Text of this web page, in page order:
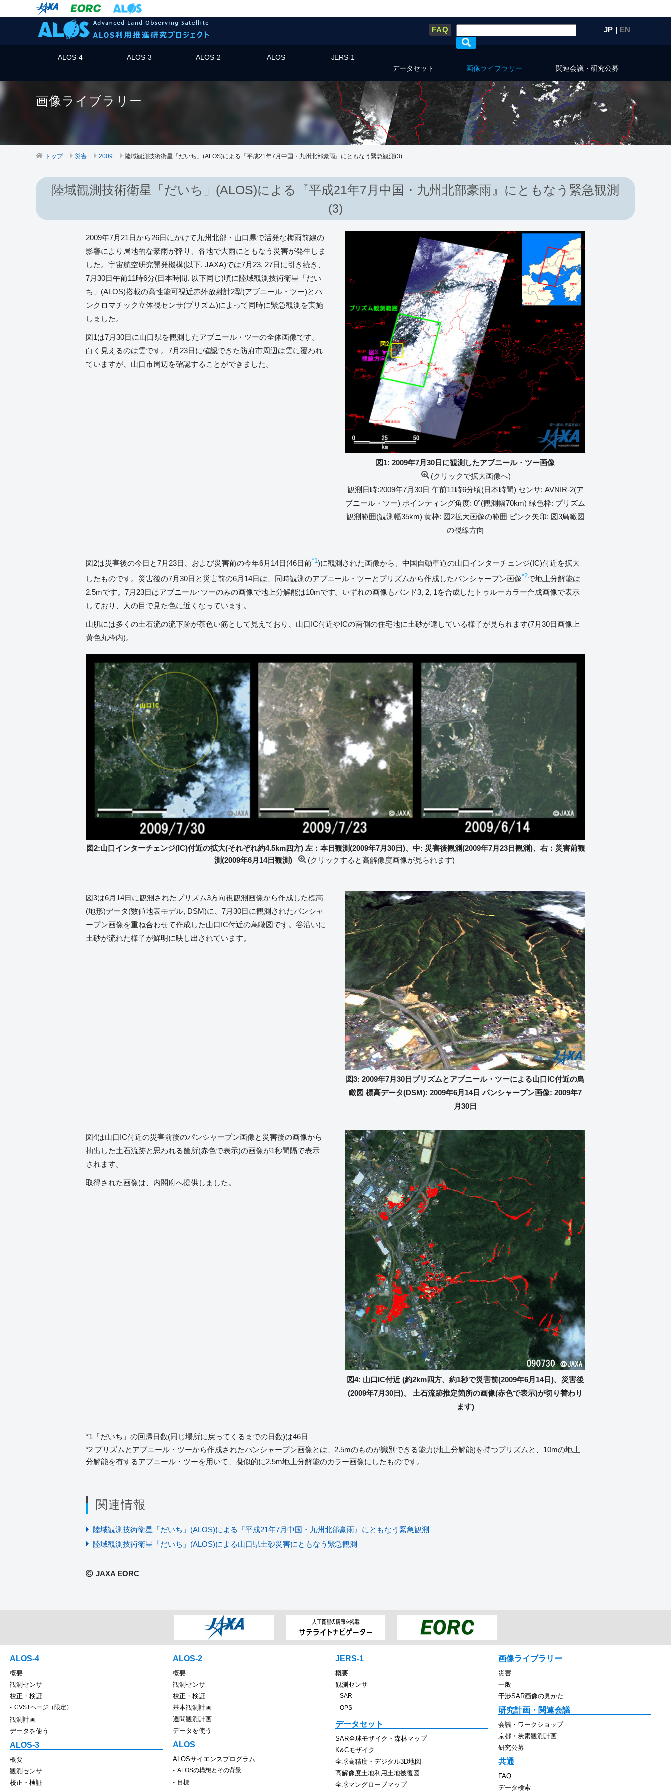
JP | EN
FAQ
ALOS-4 ALOS-3 ALOS-2 ALOS
JERS-1
データセット
画像ライブラリー 関連会議・研究公募
画像ライブラリー
トップ 災害 2009 陸域観測技術衛星「だいち」(ALOS)による『平成21年7月中国・九州北部豪雨』にともなう緊急観測(3)
陸域観測技術衛星「だいち」(ALOS)による『平成21年7月中国・九州北部豪雨』にともなう緊急観測
(3)
2009年7月21日から26日にかけて九州北部・山口県で活発な梅雨前線の
影響により局地的な豪雨が降り、各地で大雨にともなう災害が発生しま
した。宇宙航空研究開発機構(以下, JAXA)では7月23, 27日に引き続き、
7月30日午前11時6分(日本時間. 以下同じ)頃に陸域観測技術衛星「だい
ち」(ALOS)搭載の高性能可視近赤外放射計2型(アブニール・ツー)とパ
ンクロマチック立体視センサ(プリズム)によって同時に緊急観測を実施
しました。
図1は7月30日に山口県を観測したアブニール・ツーの全体画像です。
白く見えるのは雲です。7月23日に確認できた防府市周辺は雲に覆われ
ていますが、山口市周辺を確認することができました。
図1: 2009年7月30日に観測したアブニール・ツー画像
(クリックで拡大画像へ)
観測日時:2009年7月30日 午前11時6分頃(日本時間) センサ: AVNIR-2(ア
ブニール・ツー) ポインティング角度: 0°(観測幅70km) 緑色枠: プリズム
観測範囲(観測幅35km) 黄枠: 図2拡大画像の範囲 ピンク矢印: 図3鳥瞰図
の視線方向
図2は災害後の今日と7月23日、および災害前の今年6月14日(46日前*1)に観測された画像から、中国自動車道の山口インターチェンジ(IC)付近を拡大
したものです。災害後の7月30日と災害前の6月14日は、同時観測のアブニール・ツーとプリズムから作成したパンシャープン画像*2で地上分解能は
2.5mです。7月23日はアブニール･ツーのみの画像で地上分解能は10mです。いずれの画像もバンド3, 2, 1を合成したトゥルーカラー合成画像で表示
しており、人の目で見た色に近くなっています。
山肌には多くの土石流の流下跡が茶色い筋として見えており、山口IC付近やICの南側の住宅地に土砂が達している様子が見られます(7月30日画像上
黄色丸枠内)。
図2:山口インターチェンジ(IC)付近の拡大(それぞれ約4.5km四方) 左：本日観測(2009年7月30日)、中: 災害後観測(2009年7月23日観測)、右：災害前観
測(2009年6月14日観測)
(クリックすると高解像度画像が見られます)
図3は6月14日に観測されたプリズム3方向視観測画像から作成した標高
(地形)データ(数値地表モデル, DSM)に、7月30日に観測されたパンシャ
ープン画像を重ね合わせて作成した山口IC付近の鳥瞰図です。谷沿いに
土砂が流れた様子が鮮明に映し出されています。
図3: 2009年7月30日プリズムとアブニール・ツーによる山口IC付近の鳥
瞰図 標高データ(DSM): 2009年6月14日 パンシャープン画像: 2009年7
月30日
図4は山口IC付近の災害前後のパンシャープン画像と災害後の画像から
抽出した土石流跡と思われる箇所(赤色で表示)の画像が1秒間隔で表示
されます。
取得された画像は、内閣府へ提供しました。
図4: 山口IC付近 (約2km四方、約1秒で災害前(2009年6月14日)、災害後
(2009年7月30日)、 土石流跡推定箇所の画像(赤色で表示)が切り替わり
ます)
*1「だいち」の回帰日数(同じ場所に戻ってくるまでの日数)は46日
*2 プリズムとアブニール・ツーから作成されたパンシャープン画像とは、2.5mのものが識別できる能力(地上分解能)を持つプリズムと、10mの地上
分解能を有するアブニール・ツーを用いて、擬似的に2.5m地上分解能のカラー画像にしたものです。
関連情報
陸域観測技術衛星「だいち」(ALOS)による『平成21年7月中国・九州北部豪雨』にともなう緊急観測
陸域観測技術衛星「だいち」(ALOS)による山口県土砂災害にともなう緊急観測
JAXA EORC
ALOS-4
概要
観測センサ
校正・検証
CVSTページ（限定）
観測計画
データを使う
ALOS-3
概要
観測センサ
校正・検証
ALOS-2
概要
観測センサ
校正・検証
基本観測計画
週間観測計画
データを使う
ALOS
ALOSサイエンスプログラム
ALOSの構想とその背景
目標
JERS-1
概要
観測センサ
SAR
OPS
データセット
SAR全球モザイク・森林マップ
K&Cモザイク
全球高精度・デジタル3D地図
高解像度土地利用土地被覆図
全球マングローブマップ
画像ライブラリー
災害
一般
干渉SAR画像の見かた
研究計画・関連会議
会議・ワークショップ
京都・炭素観測計画
研究公募
共通
FAQ
データ検索